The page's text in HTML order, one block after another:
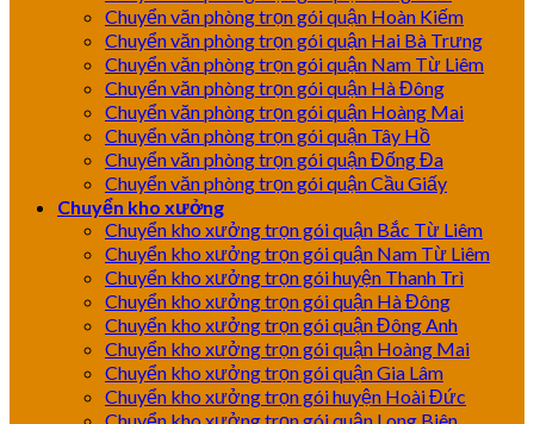
Chuyển văn phòng trọn gói quận Hoàn Kiếm
Chuyển văn phòng trọn gói quận Hai Bà Trưng
Chuyển văn phòng trọn gói quận Nam Từ Liêm
Chuyển văn phòng trọn gói quận Hà Đông
Chuyển văn phòng trọn gói quận Hoàng Mai
Chuyển văn phòng trọn gói quận Tây Hồ
Chuyển văn phòng trọn gói quận Đống Đa
Chuyển văn phòng trọn gói quận Cầu Giấy
Chuyển kho xưởng
Chuyển kho xưởng trọn gói quận Bắc Từ Liêm
Chuyển kho xưởng trọn gói quận Nam Từ Liêm
Chuyển kho xưởng trọn gói huyện Thanh Trì
Chuyển kho xưởng trọn gói quận Hà Đông
Chuyển kho xưởng trọn gói quận Đông Anh
Chuyển kho xưởng trọn gói quận Hoàng Mai
Chuyển kho xưởng trọn gói quận Gia Lâm
Chuyển kho xưởng trọn gói huyện Hoài Đức